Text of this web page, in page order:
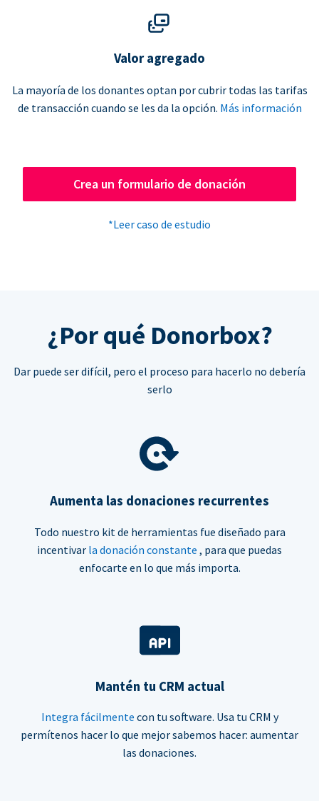
Valor agregado
La mayoría de los donantes optan por cubrir todas las tarifas
de transacción cuando se les da la opción. Más información
Crea un formulario de donación
*Leer caso de estudio
¿Por qué Donorbox?
Dar puede ser difícil, pero el proceso para hacerlo no debería
serlo
Aumenta las donaciones recurrentes
Todo nuestro kit de herramientas fue diseñado para
incentivar la donación constante , para que puedas
enfocarte en lo que más importa.
Mantén tu CRM actual
Integra fácilmente con tu software. Usa tu CRM y
permítenos hacer lo que mejor sabemos hacer: aumentar
las donaciones.